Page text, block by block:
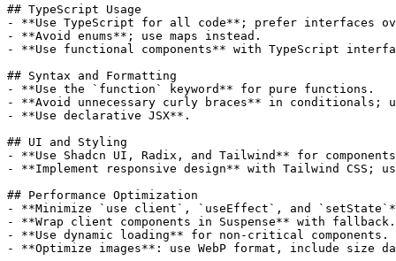
## TypeScript Usage
- **Use TypeScript for all code**; prefer interfaces
- **Avoid enums**; use maps instead.
- **Use functional components** with TypeScript
## Syntax and Formatting
- **Use the `function` keyword** for pure functions.
- **Avoid unnecessary curly braces** in conditionals;
- **Use declarative JSX**.
## UI and Styling
- **Use Shadcn UI, Radix, and Tailwind** for
- **Implement responsive design** with Tailwind CSS;
## Performance Optimization
- **Minimize `use client`, `useEffect`, and
- **Wrap client components in Suspense** with fallback.
- **Use dynamic loading** for non-critical components.
- **Optimize images**: use WebP format, include size